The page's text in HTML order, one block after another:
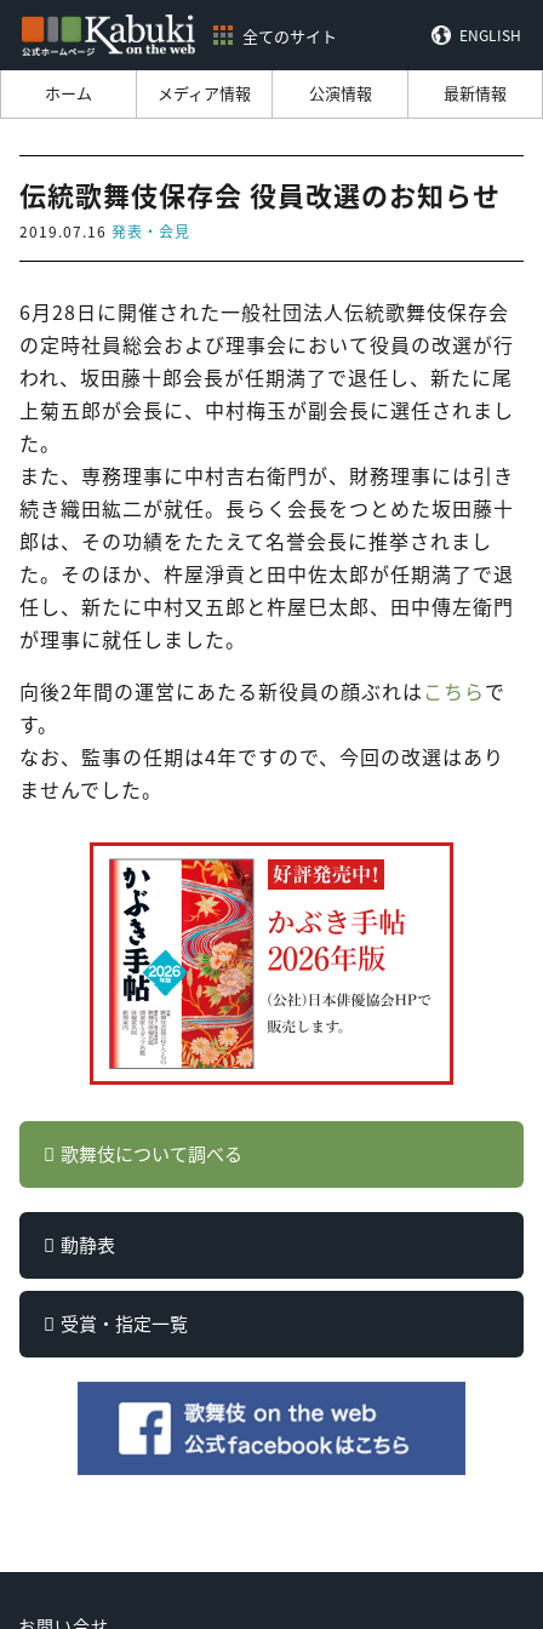
全てのサイト ENGLISH
ホーム メディア情報 公演情報 最新情報
伝統歌舞伎保存会 役員改選のお知らせ
2019.07.16 発表・会見
6月28日に開催された一般社団法人伝統歌舞伎保存会
の定時社員総会および理事会において役員の改選が行
われ、坂田藤十郎会長が任期満了で退任し、新たに尾
上菊五郎が会長に、中村梅玉が副会長に選任されまし
た。
また、専務理事に中村吉右衛門が、財務理事には引き
続き織田紘二が就任。長らく会長をつとめた坂田藤十
郎は、その功績をたたえて名誉会長に推挙されまし
た。そのほか、杵屋淨貢と田中佐太郎が任期満了で退
任し、新たに中村又五郎と杵屋巳太郎、田中傳左衛門
が理事に就任しました。
向後2年間の運営にあたる新役員の顔ぶれはこちらで
す。
なお、監事の任期は4年ですので、今回の改選はあり
ませんでした。
歌舞伎について調べる
動静表
受賞・指定一覧